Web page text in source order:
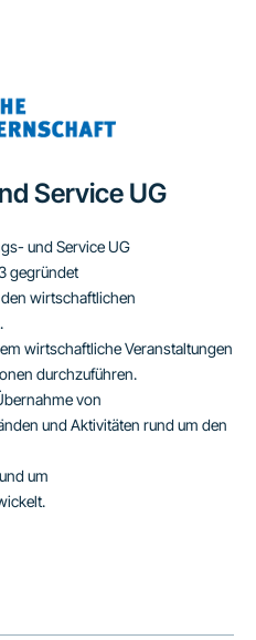
Service UG
und Service UG
gegründet
wirtschaftlichen
wirtschaftliche Veranstaltungen
durchzuführen.
von
und Aktivitäten rund um den
um